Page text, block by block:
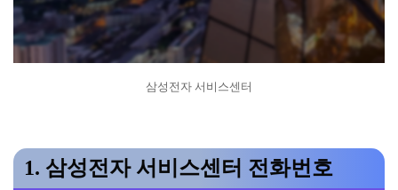
삼성전자 서비스센터
1. 삼성전자 서비스센터 전화번호